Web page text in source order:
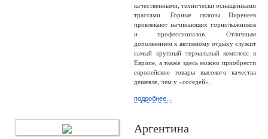
качественными, технически оснащёнными
трассами. Горные склоны Пиренеев
привлекают начинающих горнолыжников
и профессионалов. Отличным
дополнением к активному отдыху служит
самый крупный термальный комплекс в
Европе, а также здесь можно приобрести
европейские товары высокого качества
дешевле, чем у «соседей».
подробнее...
Аргентина